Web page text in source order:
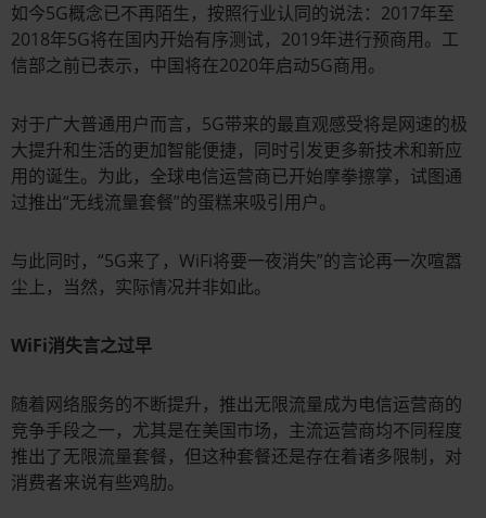
如今5G概念已不再陌生，按照行业认同的说法：2017年至
2018年5G将在国内开始有序测试，2019年进行预商用。工
信部之前已表示，中国将在2020年启动5G商用。
对于广大普通用户而言，5G带来的最直观感受将是网速的极
大提升和生活的更加智能便捷，同时引发更多新技术和新应
用的诞生。为此，全球电信运营商已开始摩拳擦掌，试图通
过推出“无线流量套餐”的蛋糕来吸引用户。
与此同时，“5G来了，WiFi将要一夜消失”的言论再一次喧嚣
尘上，当然，实际情况并非如此。
WiFi消失言之过早
随着网络服务的不断提升，推出无限流量成为电信运营商的
竞争手段之一，尤其是在美国市场，主流运营商均不同程度
推出了无限流量套餐，但这种套餐还是存在着诸多限制，对
消费者来说有些鸡肋。